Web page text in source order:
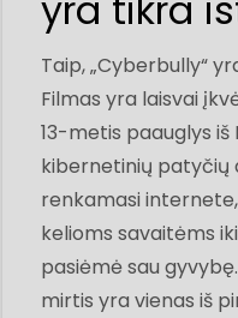
Taip, „Cyberbully“
Filmas yra laisvai
13-metis paauglys iš
kibernetinių patyčių
renkamasi
kelioms savaitėms
pasiėmė sau
mirtis yra vienas iš